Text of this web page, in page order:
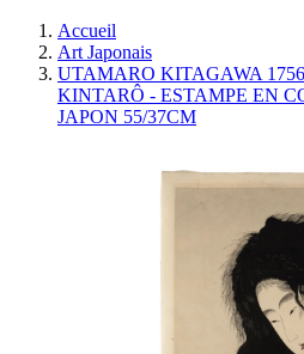
Accueil
Art Japonais
UTAMARO KITAGAWA
KINTARÔ - ESTAMPE EN
JAPON 55/37CM